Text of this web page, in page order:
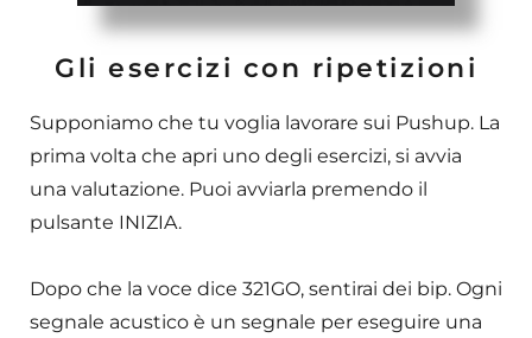
Gli esercizi con ripetizioni
Supponiamo che tu voglia lavorare sui Pushup. La
prima volta che apri uno degli esercizi, si avvia
una valutazione. Puoi avviarla premendo il
pulsante INIZIA.
Dopo che la voce dice 321GO, sentirai dei bip. Ogni
segnale acustico è un segnale per eseguire una